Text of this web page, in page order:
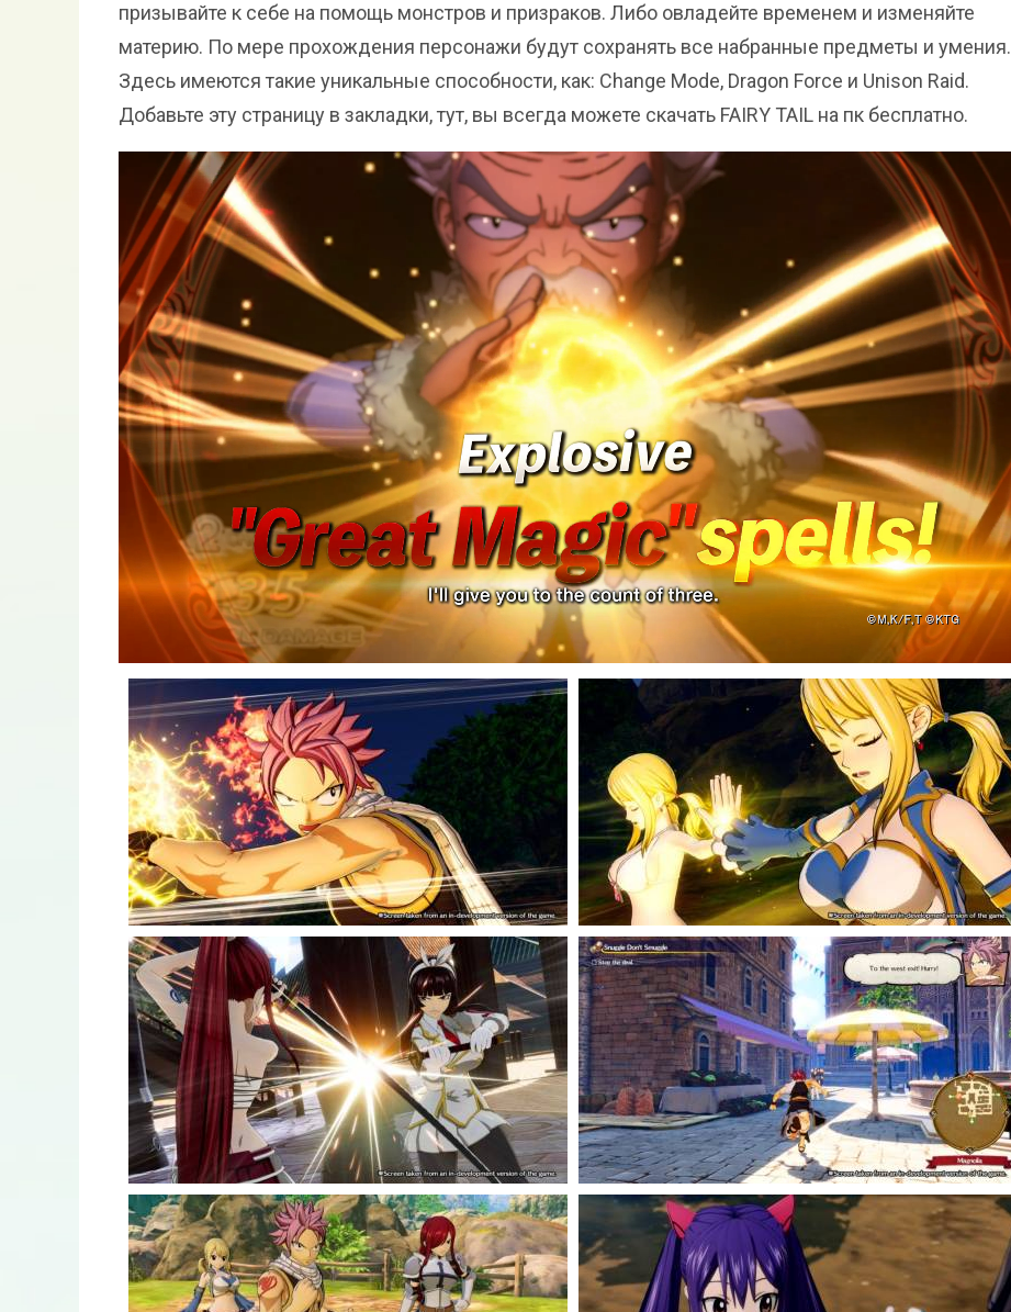
призывайте к себе на помощь монстров и призраков. Либо овладейте временем и изменяйте
материю. По мере прохождения персонажи будут сохранять все набранные предметы и умения.
Здесь имеются такие уникальные способности, как: Change Mode, Dragon Force и Unison Raid.
Добавьте эту страницу в закладки, тут, вы всегда можете скачать FAIRY TAIL на пк бесплатно.